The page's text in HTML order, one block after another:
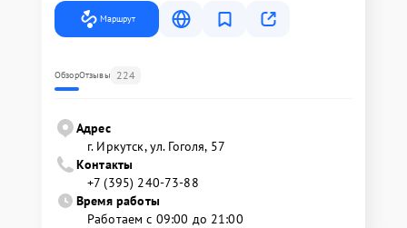
Маршрут
ОбзорОтзывы 224
Адрес
г. Иркутск, ул. ​Гоголя, 57
Контакты
+7 (395) 240-73-88
Время работы
Работаем с 09:00 до 21:00